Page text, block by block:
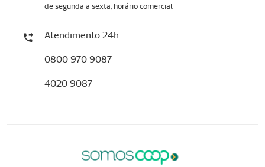
de segunda a sexta, horário comercial
Atendimento 24h
0800 970 9087
4020 9087